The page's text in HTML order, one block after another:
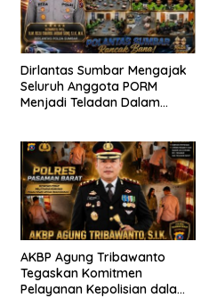
Dirlantas Sumbar Mengajak
Seluruh Anggota PORM
Menjadi Teladan Dalam
Perlengkapan Keselamatan
Berkendara
AKBP Agung Tribawanto
Tegaskan Komitmen
Pelayanan Kepolisian dalam